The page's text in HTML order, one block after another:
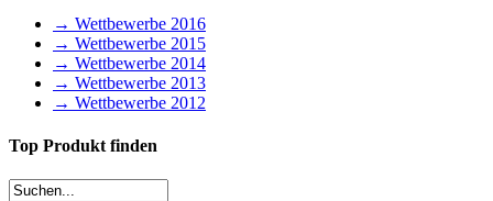
→ Wettbewerbe 2016
→ Wettbewerbe 2015
→ Wettbewerbe 2014
→ Wettbewerbe 2013
→ Wettbewerbe 2012
Top Produkt finden